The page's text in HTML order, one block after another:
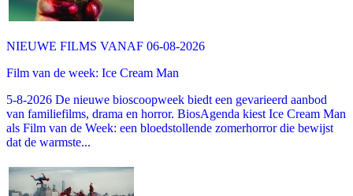
NIEUWE FILMS VANAF 06-08-2026
Film van de week: Ice Cream Man
5-8-2026 De nieuwe bioscoopweek biedt een gevarieerd aanbod
van familiefilms, drama en horror. BiosAgenda kiest Ice Cream Man
als Film van de Week: een bloedstollende zomerhorror die bewijst
dat de warmste...